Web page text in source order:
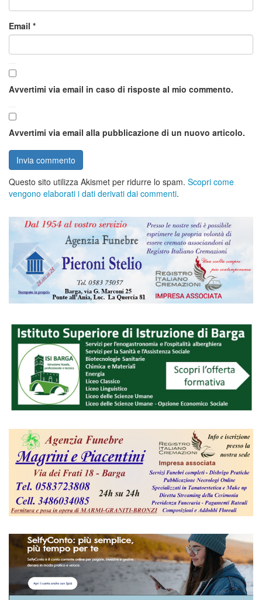
Email *
Avvertimi via email in caso di risposte al mio commento.
Avvertimi via email alla pubblicazione di un nuovo articolo.
Questo sito utilizza Akismet per ridurre lo spam. Scopri come
vengono elaborati i dati derivati dai commenti.